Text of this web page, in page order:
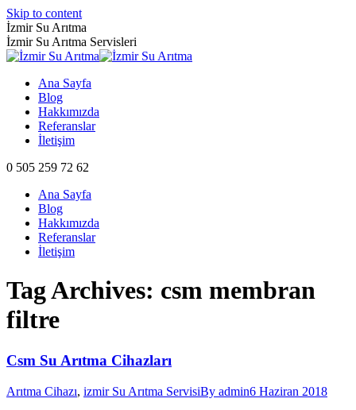
Skip to content
İzmir Su Arıtma
İzmir Su Arıtma Servisleri
Ana Sayfa
Blog
Hakkımızda
Referanslar
İletişim
0 505 259 72 62
Ana Sayfa
Blog
Hakkımızda
Referanslar
İletişim
Tag Archives: csm membran
filtre
Csm Su Arıtma Cihazları
Arıtma Cihazı, izmir Su Arıtma ServisiBy admin6 Haziran 2018